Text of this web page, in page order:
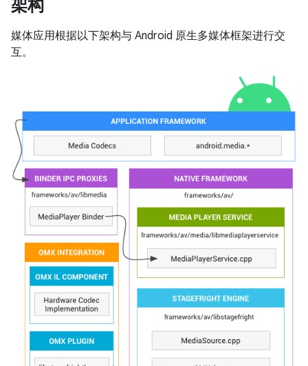
架构
媒体应用根据以下架构与 Android 原生多媒体框架进行交
互。